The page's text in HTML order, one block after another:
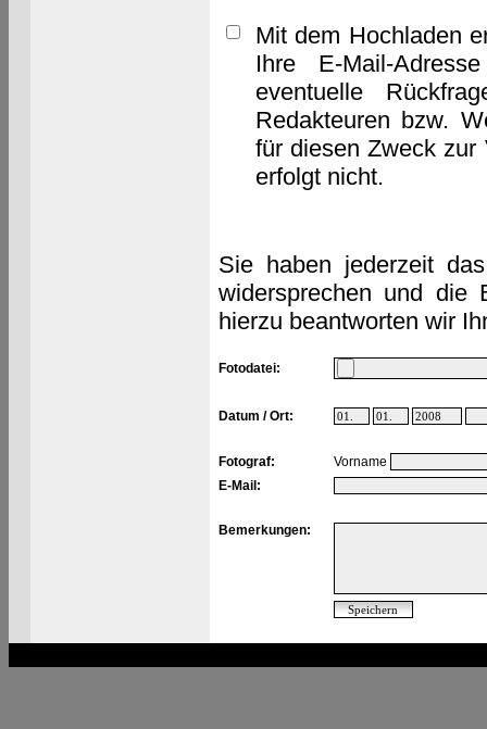
Mit dem Hochladen
Ihre E-Mail-
eventuelle
Redakteuren bzw.
für diesen Zweck zur
erfolgt nicht.
Sie haben jederzeit
widersprechen und die
hierzu beantworten wir
Fotodatei:
Datum / Ort:
Fotograf:
Vorname
E-Mail:
Bemerkungen: